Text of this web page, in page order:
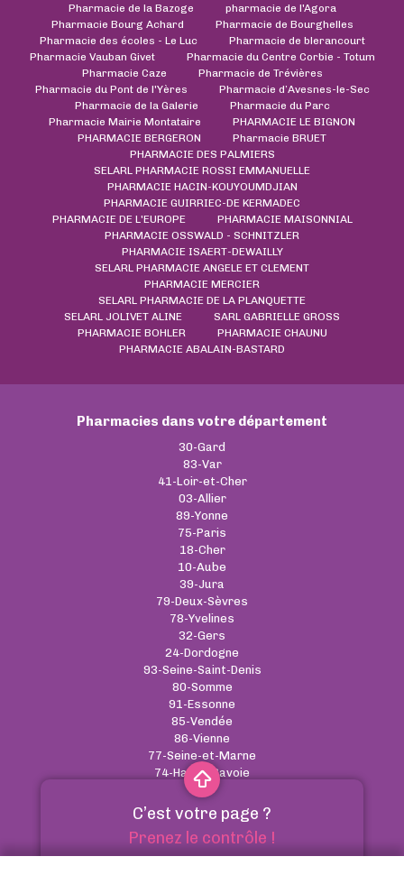
C’est votre page ?
Prenez le contrôle !
Pharmacie de la Bazoge
pharmacie de l'Agora
Pharmacie Bourg Achard
Pharmacie de Bourghelles
Pharmacie des écoles - Le Luc
Pharmacie de blerancourt
Pharmacie Vauban Givet
Pharmacie du Centre Corbie - Totum
Pharmacie Caze
Pharmacie de Trévières
Pharmacie du Pont de l'Yères
Pharmacie d’Avesnes-le-Sec
Pharmacie de la Galerie
Pharmacie du Parc
Pharmacie Mairie Montataire
PHARMACIE LE BIGNON
PHARMACIE BERGERON
Pharmacie BRUET
PHARMACIE DES PALMIERS
SELARL PHARMACIE ROSSI EMMANUELLE
PHARMACIE HACIN-KOUYOUMDJIAN
PHARMACIE GUIRRIEC-DE KERMADEC
PHARMACIE DE L'EUROPE
PHARMACIE MAISONNIAL
PHARMACIE OSSWALD - SCHNITZLER
PHARMACIE ISAERT-DEWAILLY
SELARL PHARMACIE ANGELE ET CLEMENT
PHARMACIE MERCIER
SELARL PHARMACIE DE LA PLANQUETTE
SELARL JOLIVET ALINE
SARL GABRIELLE GROSS
PHARMACIE BOHLER
PHARMACIE CHAUNU
PHARMACIE ABALAIN-BASTARD
Pharmacies dans votre département
30-Gard
83-Var
41-Loir-et-Cher
03-Allier
89-Yonne
75-Paris
18-Cher
10-Aube
39-Jura
79-Deux-Sèvres
78-Yvelines
32-Gers
24-Dordogne
93-Seine-Saint-Denis
80-Somme
91-Essonne
85-Vendée
86-Vienne
77-Seine-et-Marne
74-Haute-Savoie
RGPD -Contact
Annuaire des pharmacies - Tous droits réservés